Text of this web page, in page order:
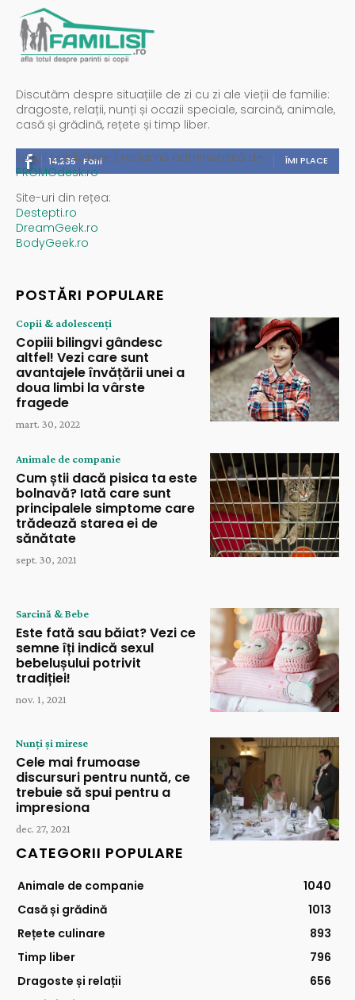
Discutăm despre situațiile de zi cu zi ale vieții de familie:
dragoste, relații, nunți și ocazii speciale, sarcină, animale,
casă și grădină, rețete și timp liber.
14,235 Fani ÎMI PLACE
Spații publicitare / reclamă administrată de
PROMOdesk.ro
Site-uri din rețea:
Destepti.ro
DreamGeek.ro
BodyGeek.ro
POSTĂRI POPULARE
Copii & adolescenți
Copiii bilingvi gândesc
altfel! Vezi care sunt
avantajele învățării unei a
doua limbi la vârste
fragede
mart. 30, 2022
Animale de companie
Cum știi dacă pisica ta este
bolnavă? Iată care sunt
principalele simptome care
trădează starea ei de
sănătate
sept. 30, 2021
Sarcină & Bebe
Este fată sau băiat? Vezi ce
semne îți indică sexul
bebelușului potrivit
tradiției!
nov. 1, 2021
Nunți și mirese
Cele mai frumoase
discursuri pentru nuntă, ce
trebuie să spui pentru a
impresiona
dec. 27, 2021
CATEGORII POPULARE
Animale de companie
1040
Casă și grădină
1013
Rețete culinare
893
Timp liber
796
Dragoste și relații
656